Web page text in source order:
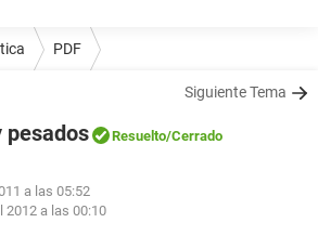
PDF
Siguiente Tema
pesados Resuelto/Cerrado
a las 05:52
2012 a las 00:10